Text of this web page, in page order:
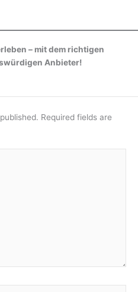
– mit dem richtigen
Anbieter!
Required fields are